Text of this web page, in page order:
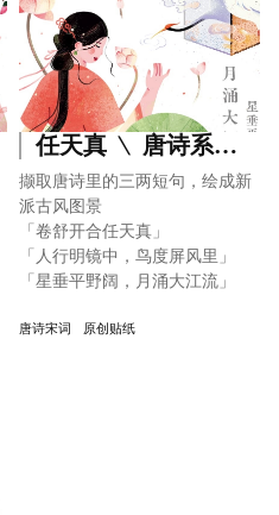
任天真 ﹨ 唐诗系列 ①· Poetic Imagery
撷取唐诗里的三两短句，绘成新
派古风图景
「卷舒开合任天真」
「人行明镜中，鸟度屏风里」
「星垂平野阔，月涌大江流」
唐诗宋词 原创贴纸